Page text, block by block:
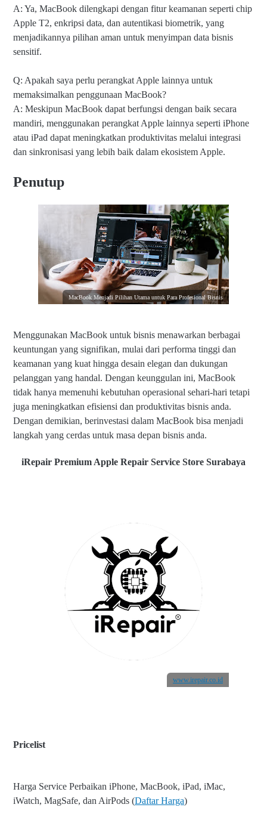
A: Ya, MacBook dilengkapi dengan fitur keamanan seperti chip
Apple T2, enkripsi data, dan autentikasi biometrik, yang
menjadikannya pilihan aman untuk menyimpan data bisnis
sensitif.
Q: Apakah saya perlu perangkat Apple lainnya untuk
memaksimalkan penggunaan MacBook?
A: Meskipun MacBook dapat berfungsi dengan baik secara
mandiri, menggunakan perangkat Apple lainnya seperti iPhone
atau iPad dapat meningkatkan produktivitas melalui integrasi
dan sinkronisasi yang lebih baik dalam ekosistem Apple.
Penutup
MacBook Menjadi Pilihan Utama untuk Para Profesional Bisnis
Menggunakan MacBook untuk bisnis menawarkan berbagai
keuntungan yang signifikan, mulai dari performa tinggi dan
keamanan yang kuat hingga desain elegan dan dukungan
pelanggan yang handal. Dengan keunggulan ini, MacBook
tidak hanya memenuhi kebutuhan operasional sehari-hari tetapi
juga meningkatkan efisiensi dan produktivitas bisnis anda.
Dengan demikian, berinvestasi dalam MacBook bisa menjadi
langkah yang cerdas untuk masa depan bisnis anda.
iRepair Premium Apple Repair Service Store Surabaya
www.irepair.co.id
Pricelist
Harga Service Perbaikan iPhone, MacBook, iPad, iMac,
iWatch, MagSafe, dan AirPods (Daftar Harga)